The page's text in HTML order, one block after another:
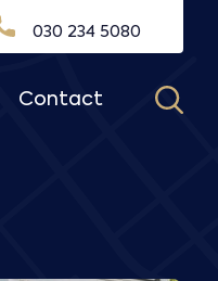
030 234 5080
Contact